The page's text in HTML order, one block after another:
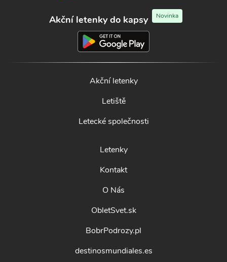
Akční letenky do kapsy Novinka
Akční letenky
Letiště
Letecké společnosti
Letenky
Kontakt
O Nás
ObletSvet.sk
BobrPodrozy.pl
destinosmundiales.es